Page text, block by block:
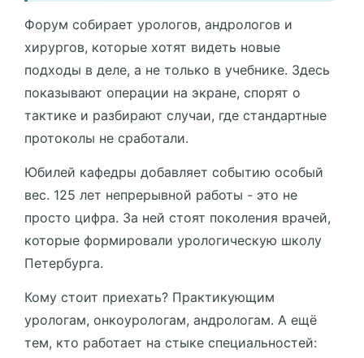
Форум собирает урологов, андрологов и
хирургов, которые хотят видеть новые
подходы в деле, а не только в учебнике. Здесь
показывают операции на экране, спорят о
тактике и разбирают случаи, где стандартные
протоколы не сработали.
Юбилей кафедры добавляет событию особый
вес. 125 лет непрерывной работы - это не
просто цифра. За ней стоят поколения врачей,
которые формировали урологическую школу
Петербурга.
Кому стоит приехать? Практикующим
урологам, онкоурологам, андрологам. А ещё
тем, кто работает на стыке специальностей: